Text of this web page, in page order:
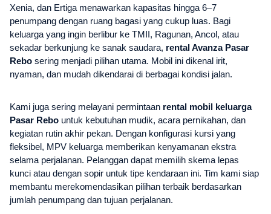
Xenia, dan Ertiga menawarkan kapasitas hingga 6–7
penumpang dengan ruang bagasi yang cukup luas. Bagi
keluarga yang ingin berlibur ke TMII, Ragunan, Ancol, atau
sekadar berkunjung ke sanak saudara, rental Avanza Pasar
Rebo sering menjadi pilihan utama. Mobil ini dikenal irit,
nyaman, dan mudah dikendarai di berbagai kondisi jalan.
Kami juga sering melayani permintaan rental mobil keluarga
Pasar Rebo untuk kebutuhan mudik, acara pernikahan, dan
kegiatan rutin akhir pekan. Dengan konfigurasi kursi yang
fleksibel, MPV keluarga memberikan kenyamanan ekstra
selama perjalanan. Pelanggan dapat memilih skema lepas
kunci atau dengan sopir untuk tipe kendaraan ini. Tim kami siap
membantu merekomendasikan pilihan terbaik berdasarkan
jumlah penumpang dan tujuan perjalanan.